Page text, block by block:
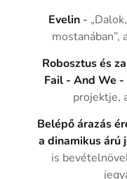
Evelin -
mostanában”,
Robosztus és
Fail - And We
projektje,
Belépő árazás
a dinamikus árú
is